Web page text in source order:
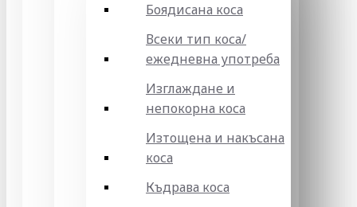
Боядисана коса
Всеки тип коса/
ежедневна употреба
Изглаждане и
непокорна коса
Изтощена и накъсана
коса
Къдрава коса